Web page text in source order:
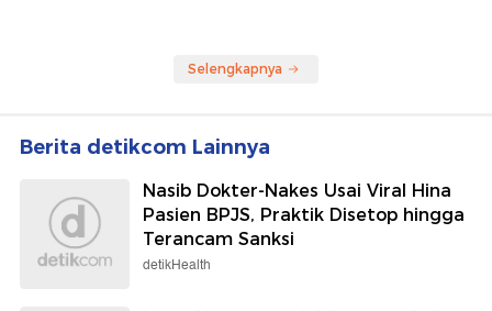
Selengkapnya
Berita detikcom Lainnya
Nasib Dokter-Nakes Usai Viral Hina
Pasien BPJS, Praktik Disetop hingga
Terancam Sanksi
detikHealth